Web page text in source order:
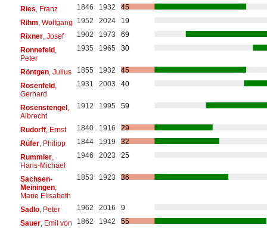
Ries , Franz 1846 1932
45
Rihm , Wolfgang 1952 2024
19
Rixner, Josef 1902 1973
69
Ronnefeld,
Peter
1935 1965 30
Röntgen, Julius 1855 1932
45
Rosenfeld,
Gerhard
1931 2003 40
Rosenstengel,
Albrecht
1912 1995 59
Rudorff, Ernst 1840 1916
29
Rüfer, Philipp 1844 1919
32
Rummler,
Hans-Michael
1946 2023 25
Sachsen-
Meiningen,
Marie Elisabeth
1853 1923 36
Sadlo, Peter 1962 2016
9
Sauer, Emil von 1862 1942
55